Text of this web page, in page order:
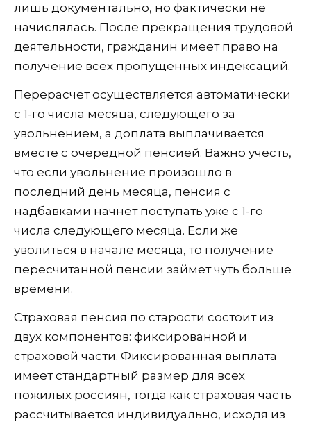
лишь документально, но фактически не
начислялась. После прекращения трудовой
деятельности, гражданин имеет право на
получение всех пропущенных индексаций.
Перерасчет осуществляется автоматически
с 1-го числа месяца, следующего за
увольнением, а доплата выплачивается
вместе с очередной пенсией. Важно учесть,
что если увольнение произошло в
последний день месяца, пенсия с
надбавками начнет поступать уже с 1-го
числа следующего месяца. Если же
уволиться в начале месяца, то получение
пересчитанной пенсии займет чуть больше
времени.
Страховая пенсия по старости состоит из
двух компонентов: фиксированной и
страховой части. Фиксированная выплата
имеет стандартный размер для всех
пожилых россиян, тогда как страховая часть
рассчитывается индивидуально, исходя из